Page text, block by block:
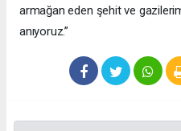
armağan eden şehit ve
anıyoruz.”